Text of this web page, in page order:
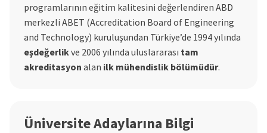
programlarının eğitim kalitesini değerlendiren ABD
merkezli ABET (Accreditation Board of Engineering
and Technology) kuruluşundan Türkiye’de 1994 yılında
eşdeğerlikve 2006 yılında uluslararası tam
akreditasyon alan ilk mühendislik bölümüdür.
Üniversite Adaylarına Bilgi